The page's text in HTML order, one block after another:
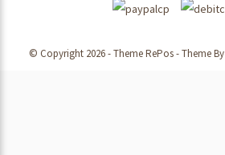
© Copyright 2026- Theme RePos - Theme By